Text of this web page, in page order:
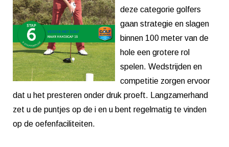
deze categorie golfers
gaan strategie en slagen
binnen 100 meter van de
hole een grotere rol
spelen. Wedstrijden en
competitie zorgen ervoor
dat u het presteren onder druk proeft. Langzamerhand
zet u de puntjes op de i en u bent regelmatig te vinden
op de oefenfaciliteiten.